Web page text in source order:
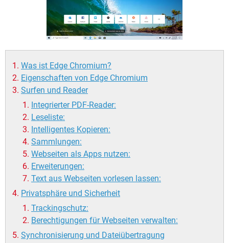
Was ist Edge Chromium?
Eigenschaften von Edge Chromium
Surfen und Reader
Integrierter PDF-Reader:
Leseliste:
Intelligentes Kopieren:
Sammlungen:
Webseiten als Apps nutzen:
Erweiterungen:
Text aus Webseiten vorlesen lassen:
Privatsphäre und Sicherheit
Trackingschutz:
Berechtigungen für Webseiten verwalten:
Synchronisierung und Dateiübertragung